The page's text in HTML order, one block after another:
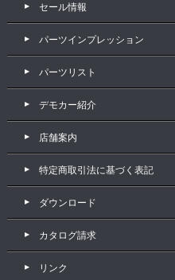
セール情報
パーツインプレッション
パーツリスト
デモカー紹介
店舗案内
特定商取引法に基づく表記
ダウンロード
カタログ請求
リンク